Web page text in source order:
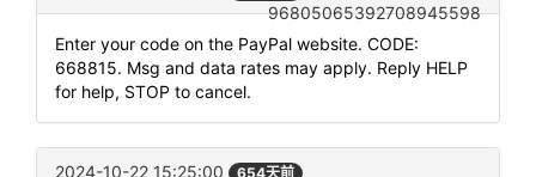
96805065392708945598
Enter your code on the PayPal website. CODE:
668815. Msg and data rates may apply. Reply HELP
for help, STOP to cancel.
2024-10-22 15:25:00 654天前